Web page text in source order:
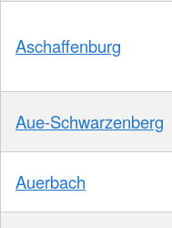
Aschaffenburg
Aue-Schwarzenberg
Auerbach